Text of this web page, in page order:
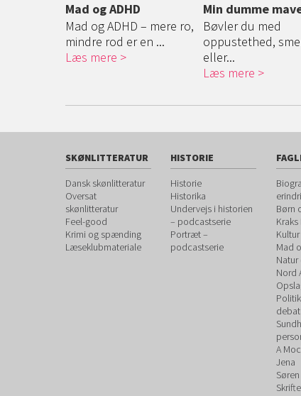
Mad og ADHD
Mad og ADHD – mere ro,
mindre rod er en ...
Læs mere
Min dumme
Bøvler du med
oppustethed,
eller...
Læs mere
SKØNLITTERATUR
Dansk skønlitteratur
Oversat
skønlitteratur
Feel-good
Krimi og spænding
Læseklubmateriale
HISTORIE
Historie
Historika
Undervejs i historien
– podcastserie
Portræt –
podcastserie
Børn
Kultur
Mad
Nord
debat
A
Jena